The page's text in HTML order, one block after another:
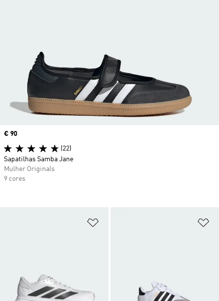
Price
€ 90
(22)
Sapatilhas Samba Jane
Mulher Originals
9 cores